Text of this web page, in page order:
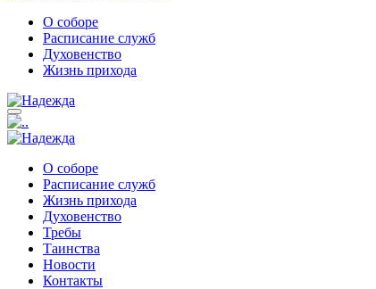
О соборе
Расписание служб
Духовенство
Жизнь прихода
О соборе
Расписание служб
Жизнь прихода
Духовенство
Требы
Таинства
Новости
Контакты